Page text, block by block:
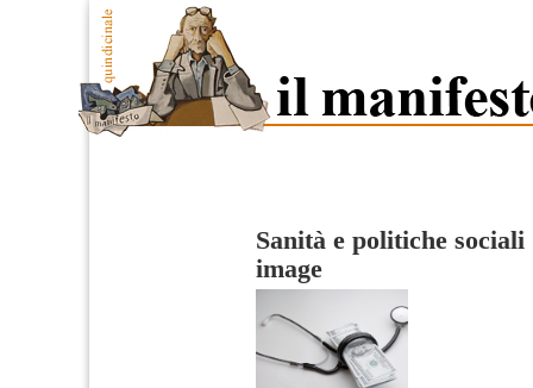
Sanità e politiche sociali
image